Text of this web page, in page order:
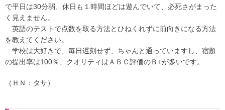
で平日は30分弱、休日も１時間ほどは遊んでいて、必死さがまった
く見えません。
英語のテストで点数を取る方法とひねくれずに前向きになる方法
を教えてください。
学校は大好きで、毎日遅刻せず、ちゃんと通っていますし、宿題
の提出率は100％、クオリティはＡＢＣ評価のＢ+が多いです。
（ＨＮ：タサ）